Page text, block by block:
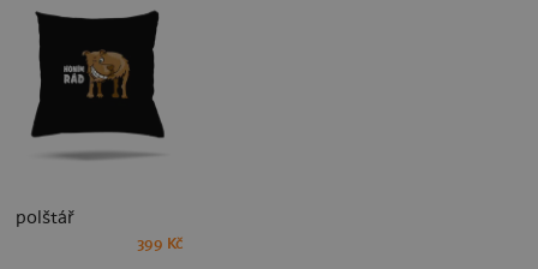
polštář
399 Kč